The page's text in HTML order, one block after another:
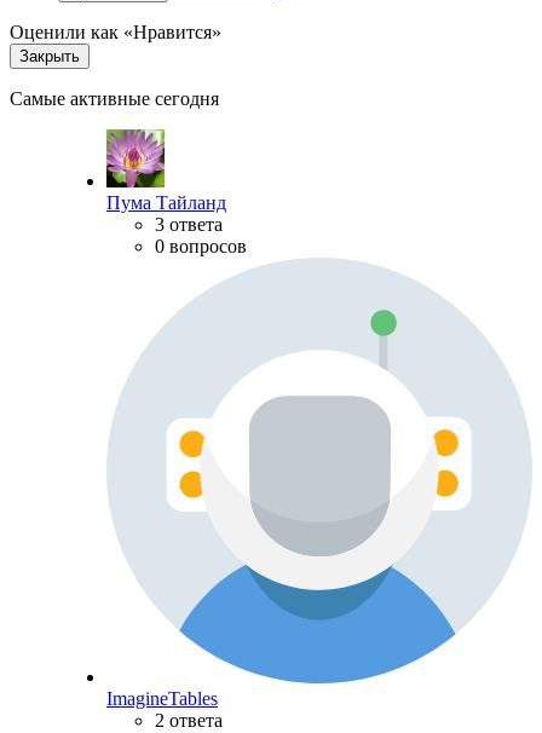
Оценили как «Нравится»
Закрыть
Самые активные сегодня
Пума Тайланд
3 ответа
0 вопросов
ImagineTables
2 ответа